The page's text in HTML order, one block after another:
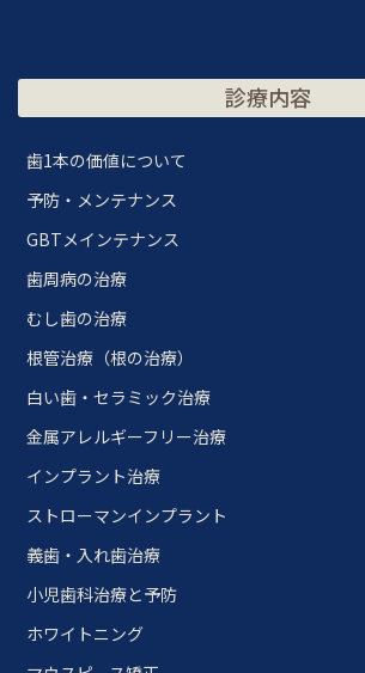
診療内容
歯1本の価値について
予防・メンテナンス
GBTメインテナンス
歯周病の治療
むし歯の治療
根管治療（根の治療）
白い歯・セラミック治療
金属アレルギーフリー治療
インプラント治療
ストローマンインプラント
義歯・入れ歯治療
小児歯科治療と予防
ホワイトニング